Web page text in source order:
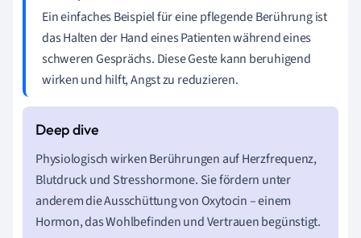
Ein einfaches Beispiel für eine pflegende Berührung ist
das Halten der Hand eines Patienten während eines
schweren Gesprächs. Diese Geste kann beruhigend
wirken und hilft, Angst zu reduzieren.
Physiologisch wirken Berührungen auf Herzfrequenz,
Blutdruck und Stresshormone. Sie fördern unter
anderem die Ausschüttung von Oxytocin – einem
Hormon, das Wohlbefinden und Vertrauen begünstigt.